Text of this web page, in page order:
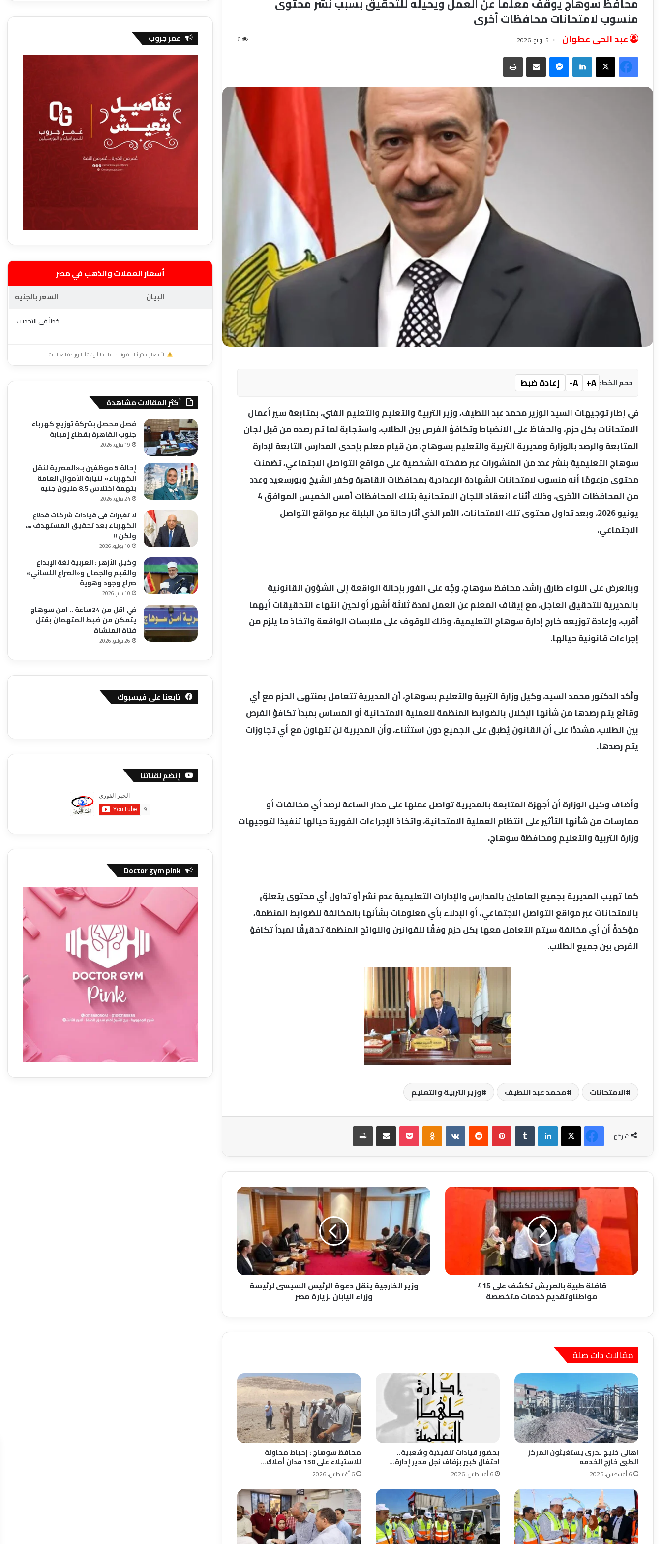
منسوب لامتحانات محافظات أخرى
عبد الحى عطوان 5 يونيو، 2026 6
فيسبوك‫X لينكدإن ماسنجر مشاركة عبر البريد طباعة
حجم الخط: A+
A-
إعادة ضبط
في إطار توجيهات السيد الوزير محمد عبد اللطيف، وزير التربية والتعليم والتعليم الفني، بمتابعة سير أعمال
الامتحانات بكل حزم، والحفاظ على الانضباط وتكافؤ الفرص بين الطلاب، واستجابةً لما تم رصده من قِبل لجان
المتابعة والرصد بالوزارة ومديرية التربية والتعليم بسوهاج، من قيام معلم بإحدى المدارس التابعة لإدارة
سوهاج التعليمية بنشر عدد من المنشورات عبر صفحته الشخصية على مواقع التواصل الاجتماعي، تضمنت
محتوى مزعومًا أنه منسوب لامتحانات الشهادة الإعدادية بمحافظات القاهرة وكفر الشيخ وبورسعيد وعدد
من المحافظات الأخرى، وذلك أثناء انعقاد اللجان الامتحانية بتلك المحافظات أمس الخميس الموافق 4
يونيو 2026، وبعد تداول محتوى تلك الامتحانات، الأمر الذي أثار حالة من البلبلة عبر مواقع التواصل
الاجتماعي.
وبالعرض على اللواء طارق راشد، محافظ سوهاج، وجّه على الفور بإحالة الواقعة إلى الشؤون القانونية
بالمديرية للتحقيق العاجل، مع إيقاف المعلم عن العمل لمدة ثلاثة أشهر أو لحين انتهاء التحقيقات أيهما
أقرب، وإعادة توزيعه خارج إدارة سوهاج التعليمية، وذلك للوقوف على ملابسات الواقعة واتخاذ ما يلزم من
إجراءات قانونية حيالها.
وأكد الدكتور محمد السيد، وكيل وزارة التربية والتعليم بسوهاج، أن المديرية تتعامل بمنتهى الحزم مع أي
وقائع يتم رصدها من شأنها الإخلال بالضوابط المنظمة للعملية الامتحانية أو المساس بمبدأ تكافؤ الفرص
بين الطلاب، مشددًا على أن القانون يُطبق على الجميع دون استثناء، وأن المديرية لن تتهاون مع أي تجاوزات
يتم رصدها.
وأضاف وكيل الوزارة أن أجهزة المتابعة بالمديرية تواصل عملها على مدار الساعة لرصد أي مخالفات أو
ممارسات من شأنها التأثير على انتظام العملية الامتحانية، واتخاذ الإجراءات الفورية حيالها تنفيذًا لتوجيهات
وزارة التربية والتعليم ومحافظة سوهاج.
كما تهيب المديرية بجميع العاملين بالمدارس والإدارات التعليمية عدم نشر أو تداول أي محتوى يتعلق
بالامتحانات عبر مواقع التواصل الاجتماعي، أو الإدلاء بأي معلومات بشأنها بالمخالفة للضوابط المنظمة،
مؤكدةً أن أي مخالفة سيتم التعامل معها بكل حزم وفقًا للقوانين واللوائح المنظمة تحقيقًا لمبدأ تكافؤ
الفرص بين جميع الطلاب.
الامتحانات محمد عبد اللطيف وزير التربية والتعليم
شاركها
فيسبوك‫X لينكدإن بينتيريست Odnoklassniki
‫Pocket مشاركة عبر البريد طباعة
قافلة
طبية
بالعريش
تكشف
415
مواطناوتقديم
خدمات
متخصصة
قافلة طبية بالعريش تكشف على 415
مواطناوتقديم خدمات متخصصة
وزير
الخارجية
ينقل
دعوة
الرئيس
السيسى
لرئيسة
وزراء
اليابان
لزيارةوزير الخارجية ينقل دعوة الرئيس السيسى لرئيسة
وزراء اليابان لزيارة مصر
مقالات ذات صلة
اهالى خليج بحرى يستغيثون المركز
الطبى خارج الخدمه
6 أغسطس، 2026
بحضور قيادات تنفيذية وشعبية..
احتفال كبير بزفاف نجل مدير إدارة…
6 أغسطس، 2026
محافظ سوهاج : إحباط محاولة
للاستيلاء على 150 فدان أملاك…
6 أغسطس، 2026
عمر جروب
أسعار العملات والذهب في مصر
البيان
السعر بالجنيه
خطأ في التحديث
الأسعار استرشادية وتحدث لحظياً وفقاً للبورصة العالمية.
أكثر المقالات مشاهدة
فصل محصل بشركة توزيع كهرباء
جنوب القاهرة بقطاع إمبابة
19 مايو، 2026
إحالة 5 موظفين بـ«المصرية لنقل
الكهرباء» لنيابة الأموال العامة
بتهمة اختلاس 8.5 مليون جنيه
24 مايو، 2026
لا تغيرات فى قيادات شركات قطاع
الكهرباء بعد تحقيق المستهدف ،،،،
ولكن !!
10 يوليو، 2026
وكيل الأزهر : العربية لغة الإبداع
والقيم والجمال و«الصراع اللساني»
صراع وجود وهوية
10 يناير، 2026
في اقل من 24ساعة .. امن سوهاج
يتمكن من ضبط المتهمان بقتل
فتاة المنشاة
26 يوليو، 2026
تابعنا على فيسبوك
إنضم لقناتنا
Doctor gym pink